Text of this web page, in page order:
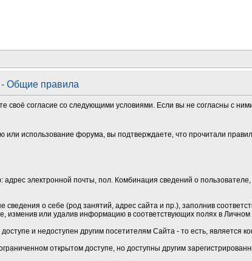
- Общие правила
согласие со следующими условиями. Если вы не согласны с
использование форума, вы подтверждаете, что прочитали
электронной почты, пол. Комбинация сведений о
о себе (род занятий, адрес сайта и пр.), заполнив
изменив или удалив информацию в соответствующих полях в Личном
и недоступен другим посетителям Сайта - то есть, является
открытом доступе, но доступны другим